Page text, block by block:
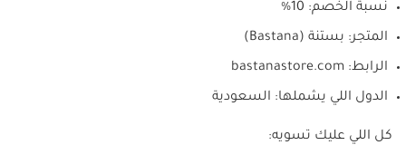
نسبة الخصم: 10%
المتجر: بستنة (Bastana)
الرابط: bastanastore.com
الدول اللي يشملها: السعودية
كل اللي عليك تسويه: